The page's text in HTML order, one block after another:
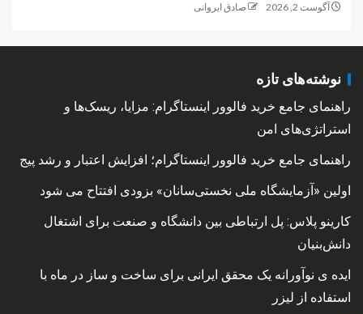
آگوست 2, 2026 صادق ایروانی
نوشته‌های تازه
راهنمای جامع خرید فالوور اینستاگرام: مزایا، ریسک‌ها و
استراتژی‌های امن
راهنمای جامع خرید فالوور اینستاگرام؛ افزایش اعتبار و رشد پیج
اولین «آزمایشگاه ملی نخستی‌سانان» بزودی افتتاح می شود
کارینو پلاس: پل ارتباطی بین دانشگاه و صنعت برای اشتغال
دانش‌بنیان
ایده ی نوآورانه یک محقق ایرانی برای ساخت و ساز در ماه با
استفاده از لیزر